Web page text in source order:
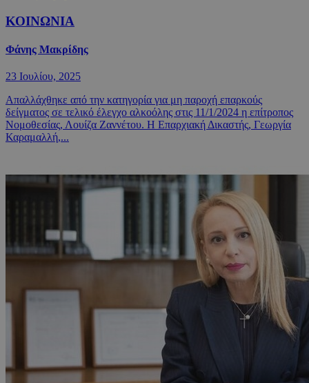
ΚΟΙΝΩΝΙΑ
Φάνης Μακρίδης
23 Ιουλίου, 2025
Απαλλάχθηκε από την κατηγορία για μη παροχή επαρκούς
δείγματος σε τελικό έλεγχο αλκοόλης στις 11/1/2024 η επίτροπος
Νομοθεσίας, Λουίζα Ζαννέτου. Η Επαρχιακή Δικαστής, Γεωργία
Καραμαλλή,...